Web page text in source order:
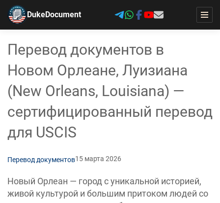
DukeDocument
Перевод документов в
Новом Орлеане, Луизиана
(New Orleans, Louisiana) —
сертифицированный перевод
для USCIS
Перевод документов15 марта 2026
Новый Орлеан — город с уникальной историей,
живой культурой и большим притоком людей со